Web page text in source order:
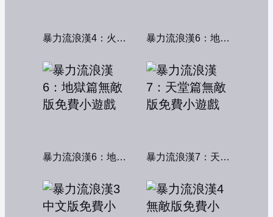
暴力流浪漢4：火線交鋒 暴力流浪漢6：地獄篇
暴力流浪漢6：地獄篇無敵版 暴力流浪漢7：天堂篇無敵版